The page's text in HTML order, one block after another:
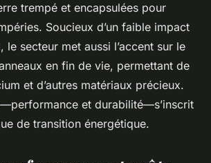
trempé et encapsulées pour
Soucieux d’un faible impact
le secteur met aussi l’accent sur le
en fin de vie, permettant de
et d’autres matériaux précieux.
et durabilité—s’inscrit
de transition énergétique.